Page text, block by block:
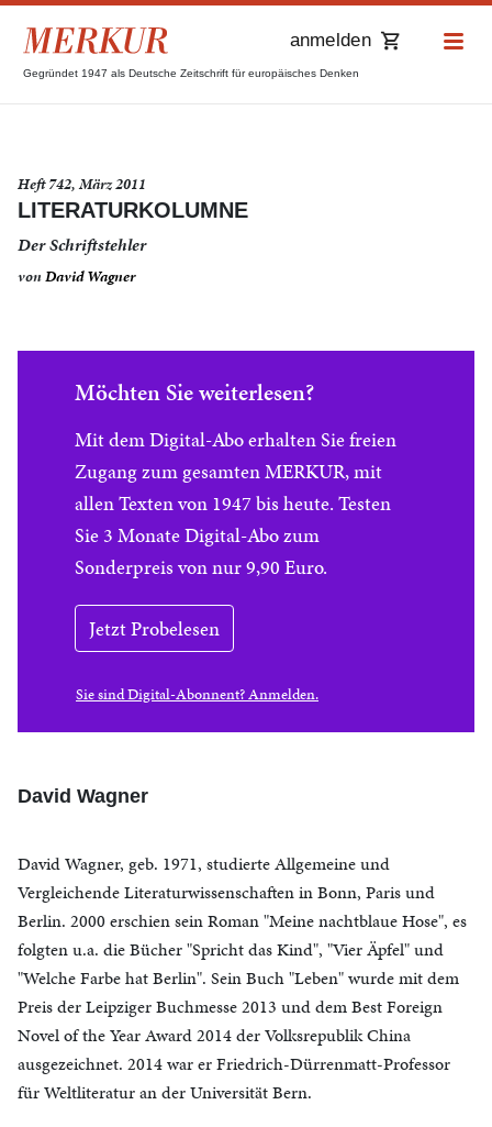
Gegründet 1947 als Deutsche Zeitschrift für europäisches Denken
anmelden
Heft 742, März 2011
LITERATURKOLUMNE
Der Schriftstehler
vonDavid Wagner
Möchten Sie weiterlesen?
Mit dem Digital-Abo erhalten Sie freien
Zugang zum gesamten MERKUR, mit
allen Texten von 1947 bis heute. Testen
Sie 3 Monate Digital-Abo zum
Sonderpreis von nur 9,90 Euro.
Jetzt Probelesen
Sie sind Digital-Abonnent? Anmelden.
David Wagner
David Wagner, geb. 1971, studierte Allgemeine und
Vergleichende Literaturwissenschaften in Bonn, Paris und
Berlin. 2000 erschien sein Roman "Meine nachtblaue Hose", es
folgten u.a. die Bücher "Spricht das Kind", "Vier Äpfel" und
"Welche Farbe hat Berlin". Sein Buch "Leben" wurde mit dem
Preis der Leipziger Buchmesse 2013 und dem Best Foreign
Novel of the Year Award 2014 der Volksrepublik China
ausgezeichnet. 2014 war er Friedrich-Dürrenmatt-Professor
für Weltliteratur an der Universität Bern.